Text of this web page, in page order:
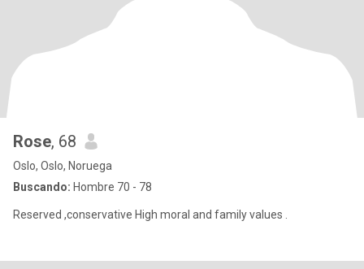
Rose, 68
Oslo, Oslo, Noruega
Buscando: Hombre 70 - 78
Reserved ,conservative High moral and family values .